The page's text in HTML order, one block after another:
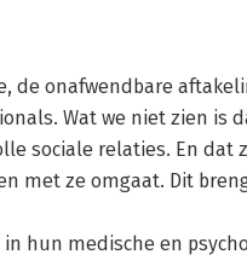
de onafwendbare
Wat we niet zien is
sociale relaties. En dat
met ze omgaat. Dit
hun medische en